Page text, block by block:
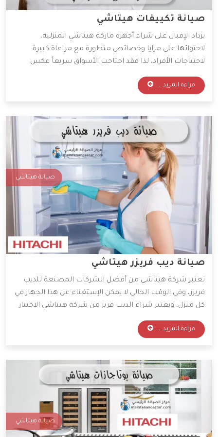
صيانة تكييفات هيتاشي
يزداد الإقبال على شراء أجهزة ماركة هيتاشي المنزلية،
لاحتوائها على مزايا وخصائص متطورة مع مراعاة كبيرة
لاحتياجات الأفراد، لذا فقد اجتاحت الأسواق سريعاً عكس
ماركات أخرى ما زالت حتى الآن غير معروفة لدى العديد، وتأتي
هيتاشي بخدمات أيضاً رائعة كـ كفاءة أجهزتها بين
قراءة المزيد ...
صيانة هيتاشي
صيانة ديب فريزر هيتاشي
تعتبر شركة هيتاشي من أفضل الشركات المصنعة للديب
فريزر، وفي الوقت الحالي لا يمكن الإستغناء عن هذا الجهاز في
كل منزل، ويعتبر شراء الديب فريز من شركة هيتاشي الاختيار
الأمثل للعديد من العملاء، وسوف نوضح لكم في هذه المقالة
أهم الخدمات المقدمة من شركة هيتاشي وصيانة الديب
قراءة المزيد ...
صيانة هيتاشي